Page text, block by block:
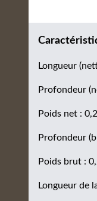
Longueur
Profondeur
Poids net :
Profondeur
Poids brut :
Longueur de